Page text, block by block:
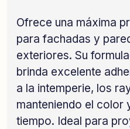
Ofrece una máxima
para fachadas y
exteriores. Su
brinda excelente
a la intemperie, los
manteniendo el color
tiempo. Ideal para